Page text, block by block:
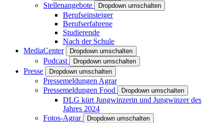
Stellenangebote Dropdown umschalten
Berufseinsteiger
Berufserfahrene
Studierende
Nach der Schule
MediaCenter
Dropdown umschalten
Podcast Dropdown umschalten
Presse Dropdown umschalten
Pressemeldungen Agrar
Pressemeldungen Food
Dropdown umschalten
DLG kürt Jungwinzerin und Jungwinzer des
Jahres 2024
Fotos-Agrar
Dropdown umschalten